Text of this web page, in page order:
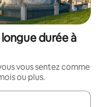
durée à
vous sentez comme
ou plus.